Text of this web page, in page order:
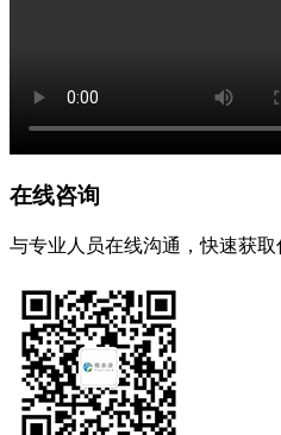
在线咨询
与专业人员在线沟通，快速获